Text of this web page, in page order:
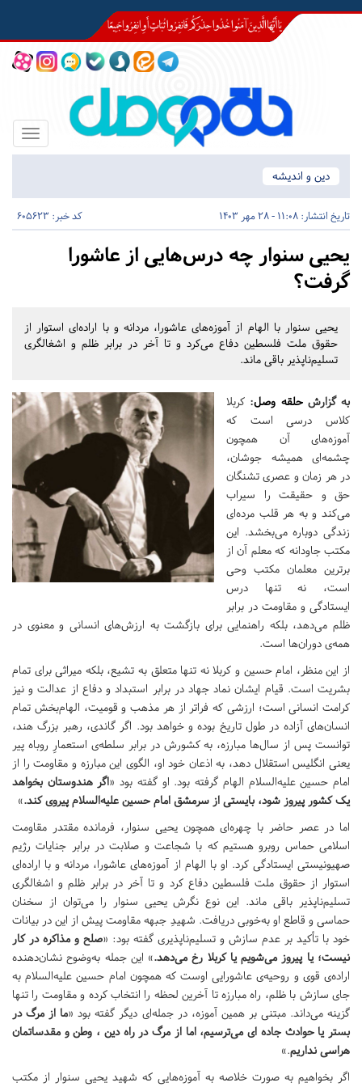
Toggle
دین و اندیشه
تاریخ انتشار: 11:08 - 28 مهر 1403 کد خبر: 605623
یحیی سنوار چه درس‌هایی از عاشورا
گرفت؟
یحیی سنوار با الهام از آموزه‌های عاشورا، مردانه و با اراده‌ای استوار از
حقوق ملت فلسطین دفاع می‌کرد و تا آخر در برابر ظلم و اشغالگری
تسلیم‌ناپذیر باقی ماند.
به گزارشحلقه وصل: کربلا
کلاس درسی است که
آموزه‌های آن همچون
چشمه‌ای همیشه جوشان،
در هر زمان و عصری تشنگان
حق و حقیقت را سیراب
می‌کند و به هر قلب مرده‌ای
زندگی دوباره می‌بخشد. این
مکتب جاودانه که معلم آن از
برترین معلمان مکتب وحی
است، نه تنها درس
ایستادگی و مقاومت در برابر
ظلم می‌دهد، بلکه راهنمایی برای بازگشت به ارزش‌های انسانی و معنوی در
همه‌ی دوران‌ها است.
از این منظر، امام حسین و کربلا نه تنها متعلق به تشیع، بلکه میراثی برای تمام
بشریت است. قیام ایشان نماد جهاد در برابر استبداد و دفاع از عدالت و نیز
کرامت انسانی است؛ ارزشی که فراتر از هر مذهب و قومیت، الهام‌بخش تمام
انسان‌های آزاده در طول تاریخ بوده و خواهد بود. اگر گاندی، رهبر بزرگ هند،
توانست پس از سال‌ها مبارزه، به کشورش در برابر سلطه‌ی استعمارِ روباه پیر
یعنی انگلیس استقلال دهد، به اذعان خود او، الگوی این مبارزه و مقاومت را از
امام حسین علیه‌السلام الهام گرفته بود. او گفته بود «اگر هندوستان بخواهد
یک کشور پیروز شود، بایستی از سرمشق امام حسین علیه‌السلام پیروی کند.»
اما در عصر حاضر با چهره‌ای همچون یحیی سنوار، فرمانده مقتدر مقاومت
اسلامی حماس روبرو هستیم که با شجاعت و صلابت در برابر جنایات رژیم
صهیونیستی ایستادگی کرد. او با الهام از آموزه‌های عاشورا، مردانه و با اراده‌ای
استوار از حقوق ملت فلسطین دفاع کرد و تا آخر در برابر ظلم و اشغالگری
تسلیم‌ناپذیر باقی ماند. این نوع نگرش یحیی سنوار را می‌توان از سخنان
حماسی و قاطع او به‌خوبی دریافت. شهیدِ جبهه مقاومت پیش از این در بیانات
خود با تأکید بر عدم سازش و تسلیم‌ناپذیری گفته بود: «صلح و مذاکره در کار
نیست؛ یا پیروز می‌شویم یا کربلا رخ می‌دهد.» این جمله به‌وضوح نشان‌دهنده
اراده‌ی قوی و روحیه‌ی عاشورایی اوست که همچون امام حسین علیه‌السلام به
جای سازش با ظلم، راه مبارزه تا آخرین لحظه را انتخاب کرده و مقاومت را تنها
گزینه می‌داند. مبتنی بر همین آموزه، در جمله‌ای دیگر گفته بود «ما از مرگ در
بستر یا حوادث جاده ای می‌ترسیم، اما از مرگ در راه دین ، وطن و مقدساتمان
هراسی نداریم.»
اگر بخواهیم به صورت خلاصه به آموزه‌هایی که شهید یحیی سنوار از مکتب